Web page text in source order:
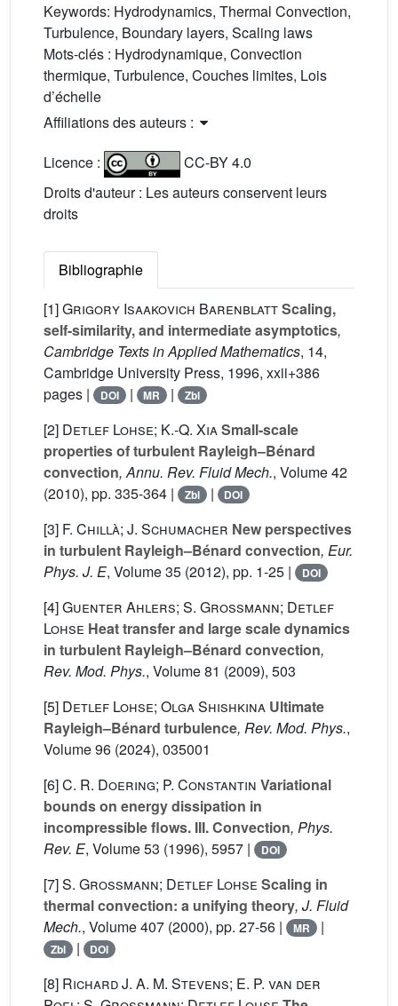
Keywords: Hydrodynamics, Thermal Convection,
Turbulence, Boundary layers, Scaling laws
Mots-clés : Hydrodynamique, Convection
thermique, Turbulence, Couches limites, Lois
d’échelle
Affiliations des auteurs :
Licence :
CC-BY 4.0
Droits d'auteur : Les auteurs conservent leurs
droits
Bibliographie
[1]Grigory Isaakovich BarenblattScaling,
self-similarity, and intermediate asymptotics,
Cambridge Texts in Applied Mathematics, 14,
Cambridge University Press, 1996, xxii+386
pages |
DOI | MR | Zbl
[2] Detlef Lohse; K.-Q. XiaSmall-scale
properties of turbulent Rayleigh–Bénard
convection, Annu. Rev. Fluid Mech., Volume 42
(2010), pp. 335-364 |
Zbl | DOI
[3] F. Chillà; J. Schumacher New perspectives
in turbulent Rayleigh–Bénard convection, Eur.
Phys. J. E, Volume 35 (2012), pp. 1-25 | DOI
[4]Guenter Ahlers; S. Grossmann; Detlef
Lohse Heat transfer and large scale dynamics
in turbulent Rayleigh–Bénard convection,
Rev. Mod. Phys., Volume 81 (2009), 503
[5] Detlef Lohse; Olga Shishkina Ultimate
Rayleigh–Bénard turbulence, Rev. Mod. Phys.,
Volume 96 (2024), 035001
[6]C. R. Doering; P. Constantin Variational
bounds on energy dissipation in
incompressible flows. III. Convection, Phys.
Rev. E, Volume 53 (1996), 5957 | DOI
[7]S. Grossmann; Detlef Lohse Scaling in
thermal convection: a unifying theory, J. Fluid
Mech., Volume 407 (2000), pp. 27-56 | MR |
Zbl | DOI
[8] Richard J. A. M. Stevens; E. P. van der